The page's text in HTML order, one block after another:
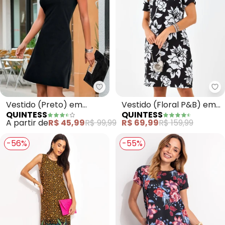
Quintess - Vestido (Preto) em
Vestido (Preto) em
Malha Crepe
QUINTESS
A partir deR$ 45,99R$ 99,99
Vestido (Floral P&B) em
Crepe Plano
QUINTESS
R$ 69,99R$ 159,99
-56%
-55%